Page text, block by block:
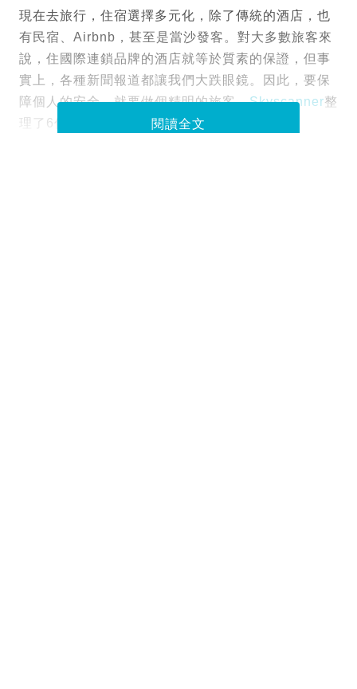
現在去旅行，住宿選擇多元化，除了傳統的酒店，也
有民宿、Airbnb，甚至是當沙發客。對大多數旅客來
說，住國際連鎖品牌的酒店就等於質素的保證，但事
實上，各種新聞報道都讓我們大跌眼鏡。因此，要保
障個人的安全，就要做個精明的旅客。Skyscanner整
理了6個酒店陷阱，大家一定要多加注意！
閱讀全文